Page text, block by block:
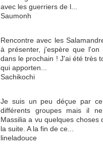
avec les guerriers de l...
Saumonh
Rencontre avec les
à présenter, j'espère que
dans le prochain ! J'ai été très
qui apporten...
Sachikochi
Je suis un peu déçue par
différents groupes mais il
Massilia a vu quelques
la suite. A la fin de ce...
lineladouce